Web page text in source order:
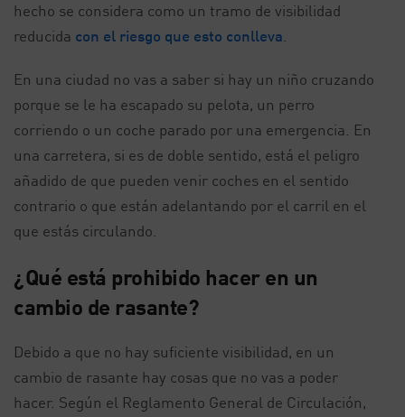
hecho se considera como un tramo de visibilidad
reducida con el riesgo que esto conlleva
En una ciudad no vas a saber si hay un niño cruzando
porque se le ha escapado su pelota, un perro
corriendo o un coche parado por una emergencia. En
una carretera, si es de doble sentido, está el peligro
añadido de que pueden venir coches en el sentido
contrario o que están adelantando por el carril en el
que estás circulando.
¿Qué está prohibido hacer en un
cambio de rasante?
Debido a que no hay suficiente visibilidad, en un
cambio de rasante hay cosas que no vas a poder
hacer. Según el Reglamento General de Circulación,